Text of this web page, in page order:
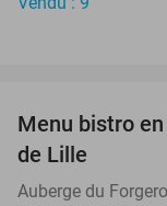
Menu bistro
de Lille
Auberge du